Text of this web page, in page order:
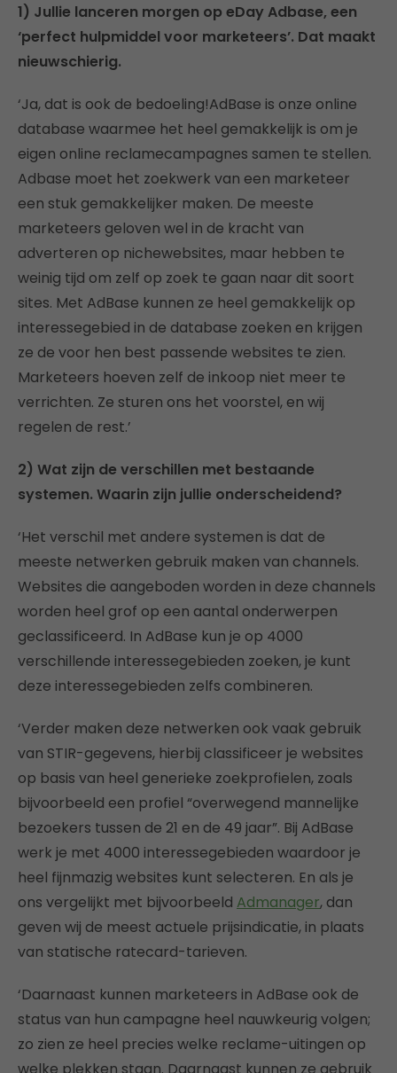
1) Jullie lanceren morgen op eDay Adbase, een
‘perfect hulpmiddel voor marketeers’. Dat maakt
nieuwschierig.
‘Ja, dat is ook de bedoeling!AdBase is onze online
database waarmee het heel gemakkelijk is om je
eigen online reclamecampagnes samen te stellen.
Adbase moet het zoekwerk van een marketeer
een stuk gemakkelijker maken. De meeste
marketeers geloven wel in de kracht van
adverteren op nichewebsites, maar hebben te
weinig tijd om zelf op zoek te gaan naar dit soort
sites. Met AdBase kunnen ze heel gemakkelijk op
interessegebied in de database zoeken en krijgen
ze de voor hen best passende websites te zien.
Marketeers hoeven zelf de inkoop niet meer te
verrichten. Ze sturen ons het voorstel, en wij
regelen de rest.’
2) Wat zijn de verschillen met bestaande
systemen. Waarin zijn jullie onderscheidend?
‘Het verschil met andere systemen is dat de
meeste netwerken gebruik maken van channels.
Websites die aangeboden worden in deze channels
worden heel grof op een aantal onderwerpen
geclassificeerd. In AdBase kun je op 4000
verschillende interessegebieden zoeken, je kunt
deze interessegebieden zelfs combineren.
‘Verder maken deze netwerken ook vaak gebruik
van STIR-gegevens, hierbij classificeer je websites
op basis van heel generieke zoekprofielen, zoals
bijvoorbeeld een profiel “overwegend mannelijke
bezoekers tussen de 21 en de 49 jaar”. Bij AdBase
werk je met 4000 interessegebieden waardoor je
heel fijnmazig websites kunt selecteren. En als je
ons vergelijkt met bijvoorbeeld Admanager, dan
geven wij de meest actuele prijsindicatie, in plaats
van statische ratecard-tarieven.
‘Daarnaast kunnen marketeers in AdBase ook de
status van hun campagne heel nauwkeurig volgen;
zo zien ze heel precies welke reclame-uitingen op
welke plekken staan. Daarnaast kunnen ze gebruik